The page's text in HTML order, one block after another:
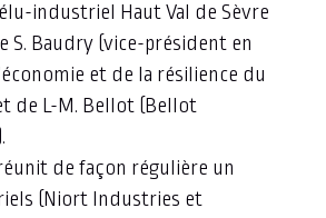
industriel Haut Val de Sèvre
S. Baudry (vice-président en
et de la résilience du
de L-M. Bellot (Bellot
de façon régulière un
(Niort Industries et